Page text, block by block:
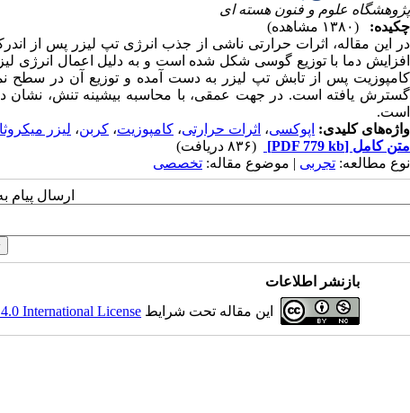
پژوهشگاه علوم و فنون هسته ای
چکیده:
(۱۳۸۰ مشاهده)
در این مقاله، اثرات حرارتی ناشی از جذب انرژی تپ لیزر پس از
افزایش دما با توزیع گوسی شکل شده است و به دلیل اعمال انرژی
کامپوزیت پس از تابش تپ لیزر به دست آمده و توزیع آن در سطح
گسترش یافته است. در جهت عمقی، با محاسبه بیشینه تنش، نشان
است.
واژه‌های کلیدی: اپوکسی، اثرات حرارتی، کامپوزیت، کربن، لیزر
متن کامل [PDF 779 kb]
(۸۳۶ دریافت)
نوع مطالعه: تجربی | موضوع مقاله: تخصصی
ارسال پیام
بازنشر اطلاعات
این مقاله تحت شرایط International License